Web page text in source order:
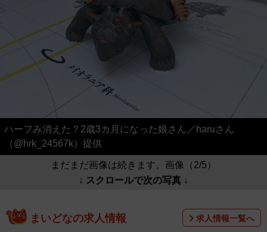
ハーフみ消えた？2歳3カ月になった娘さん／haruさん
（@hrk_24567k）提供
まだまだ画像は続きます。画像（2/5）
↓ スクロールで次の写真 ↓
まいどなの求人情報 求人情報一覧へ